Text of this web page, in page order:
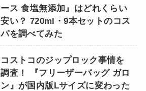
ース 食塩無添加』はどれくらい
安い？ 720ml・9本セットのコス
パを調べてみた
コストコのジップロック事情を
調査！ 『フリーザーバッグ ガロ
ン』が国内版Lサイズに変わった